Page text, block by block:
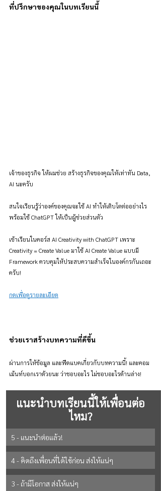
ที่ปรึกษาของคุณในบทเรียนนี้
เจ้าของธุรกิจ ให้ผมช่วย สร้างธุรกิจของคุณให้เท่าทัน Data,
AI นะครับ
สนใจเรียนรู้ว่าองค์ของคุณจะใช้ AI ทำให้เติบโตต่ออย่างไร
พร้อมใช้ ChatGPT ให้เป็นผู้ช่วยส่วนตัว
เข้าเรียนในคอร์ส AI Creativity with ChatGPT เพราะ
Creativity = Create Value มาใช้ AI Create Value แบบมี
Framework ควบคุมให้ประสบความสำเร็จในองค์กรกันเถอะ
ครับ!
กดเพื่อดูรายละเอียด
ช่วยเราสร้างบทความที่ดีขึ้น
ผ่านการให้ข้อมูล และฟีดแบคเกี่ยวกับบทความนี้! และคอม
เม้นท์บอกเราด้วยนะ ว่าชอบอะไร ไม่ชอบอะไรด้านล่าง!
แนะนำบทเรียนนี้ให้เพื่อนต่อ
ไหม?
5 - แนะนำต่อแล้ว!
4 - คิดถึงเพื่อนที่ได้ใช้ก่อน ส่งให้แน่ๆ
3 - ถ้ามีโอกาส ส่งให้แน่ๆ